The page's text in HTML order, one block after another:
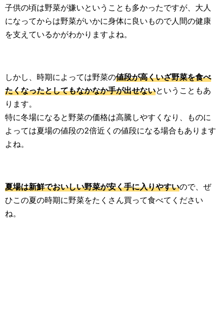
子供の頃は野菜が嫌いということも多かったですが、大人
になってからは野菜がいかに身体に良いもので人間の健康
を支えているかがわかりますよね。
しかし、時期によっては野菜の値段が高くいざ野菜を食べ
たくなったとしてもなかなか手が出せないということもあ
ります。
特に冬場になると野菜の価格は高騰しやすくなり、ものに
よっては夏場の値段の2倍近くの値段になる場合もあります
よね。
夏場は新鮮でおいしい野菜が安く手に入りやすいので、ぜ
ひこの夏の時期に野菜をたくさん買って食べてください
ね。